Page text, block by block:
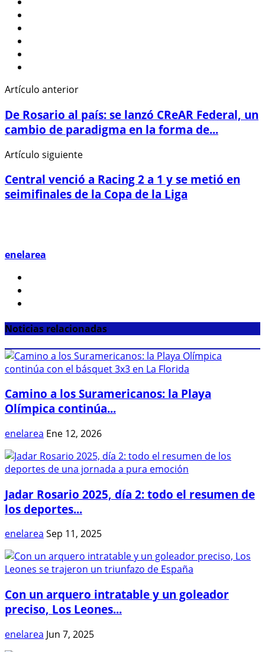
Artículo anterior
De Rosario al país: se lanzó CReAR Federal, un
cambio de paradigma en la forma de...
Artículo siguiente
Central venció a Racing 2 a 1 y se metió en
seimifinales de la Copa de la Liga
enelarea
Noticias relacionadas
Camino a los Suramericanos: la Playa
Olímpica continúa...
enelarea Ene 12, 2026
Jadar Rosario 2025, día 2: todo el resumen de
los deportes...
enelarea Sep 11, 2025
Con un arquero intratable y un goleador
preciso, Los Leones...
enelarea Jun 7, 2025